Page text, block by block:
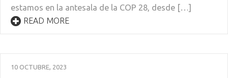
estamos en la antesala de la COP 28, desde […]
READ MORE
10 OCTUBRE, 2023